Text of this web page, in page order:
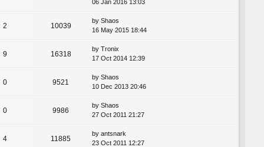
06 Jan 2016 13:03
2 10039
by Shaos
16 May 2015 18:44
9 16318
by Tronix
17 Oct 2014 12:39
0 9521
by Shaos
10 Dec 2013 20:46
0 9986
by Shaos
27 Oct 2011 21:27
4 11885
by antsnark
23 Oct 2011 12:27